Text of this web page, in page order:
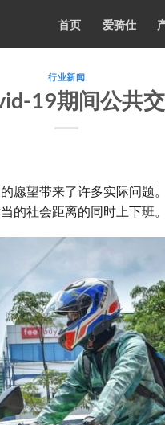
首页 爱骑仕
行业新闻
19期间公共
愿望带来了许多实际问题
的社会距离的同时上下班。